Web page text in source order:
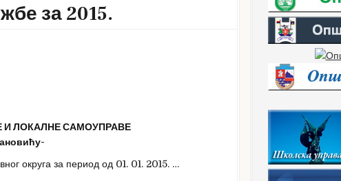
за 2015.
ЛОКАЛНЕ САМОУПРАВЕ
округа за период од 01. 01. 2015. …